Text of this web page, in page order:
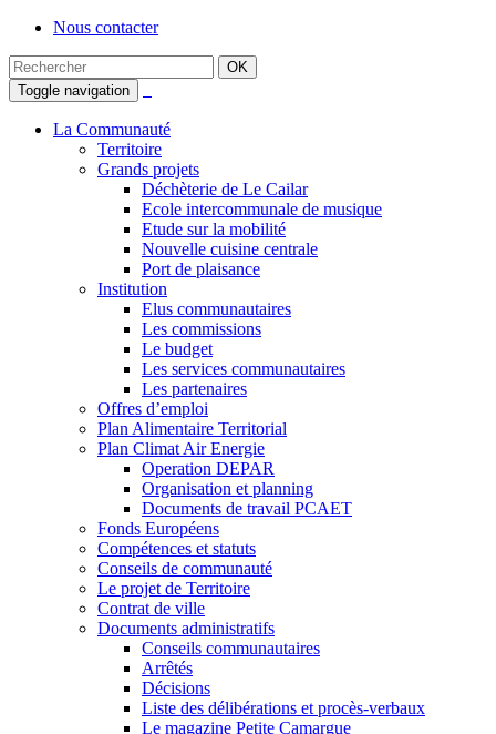
Nous contacter
Toggle navigation
La Communauté
Territoire
Grands projets
Déchèterie de Le Cailar
Ecole intercommunale de musique
Etude sur la mobilité
Nouvelle cuisine centrale
Port de plaisance
Institution
Elus communautaires
Les commissions
Le budget
Les services communautaires
Les partenaires
Offres d’emploi
Plan Alimentaire Territorial
Plan Climat Air Energie
Operation DEPAR
Organisation et planning
Documents de travail PCAET
Fonds Européens
Compétences et statuts
Conseils de communauté
Le projet de Territoire
Contrat de ville
Documents administratifs
Conseils communautaires
Arrêtés
Décisions
Liste des délibérations et procès-verbaux
Le magazine Petite Camargue